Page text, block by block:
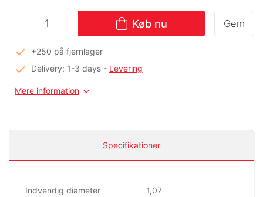
Køb nu Gem
+250 på fjernlager
Delivery: 1-3 days- Levering
Mere information
Specifikationer
Indvendig diameter 1,07